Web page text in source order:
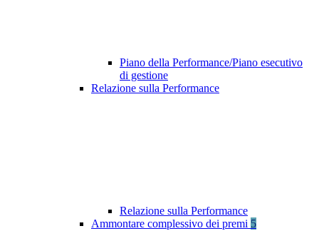
Piano della Performance/Piano esecutivo
di gestione
Relazione sulla Performance
Relazione sulla Performance
Ammontare complessivo dei premi 5